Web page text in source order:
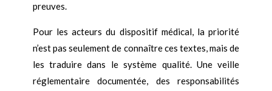
preuves.
Pour les acteurs du dispositif médical, la priorité
n’est pas seulement de connaître ces textes, mais de
les traduire dans le système qualité. Une veille
réglementaire documentée, des responsabilités